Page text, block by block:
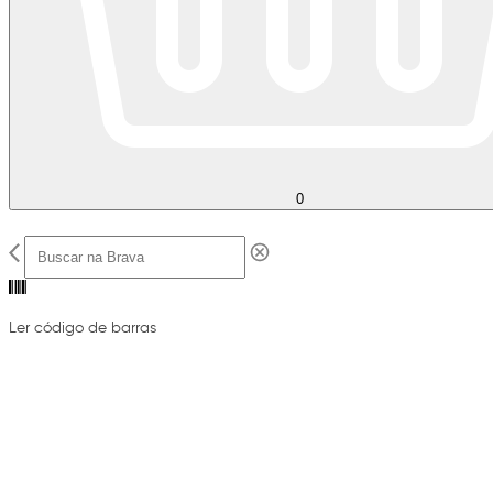
0
Ler código de barras